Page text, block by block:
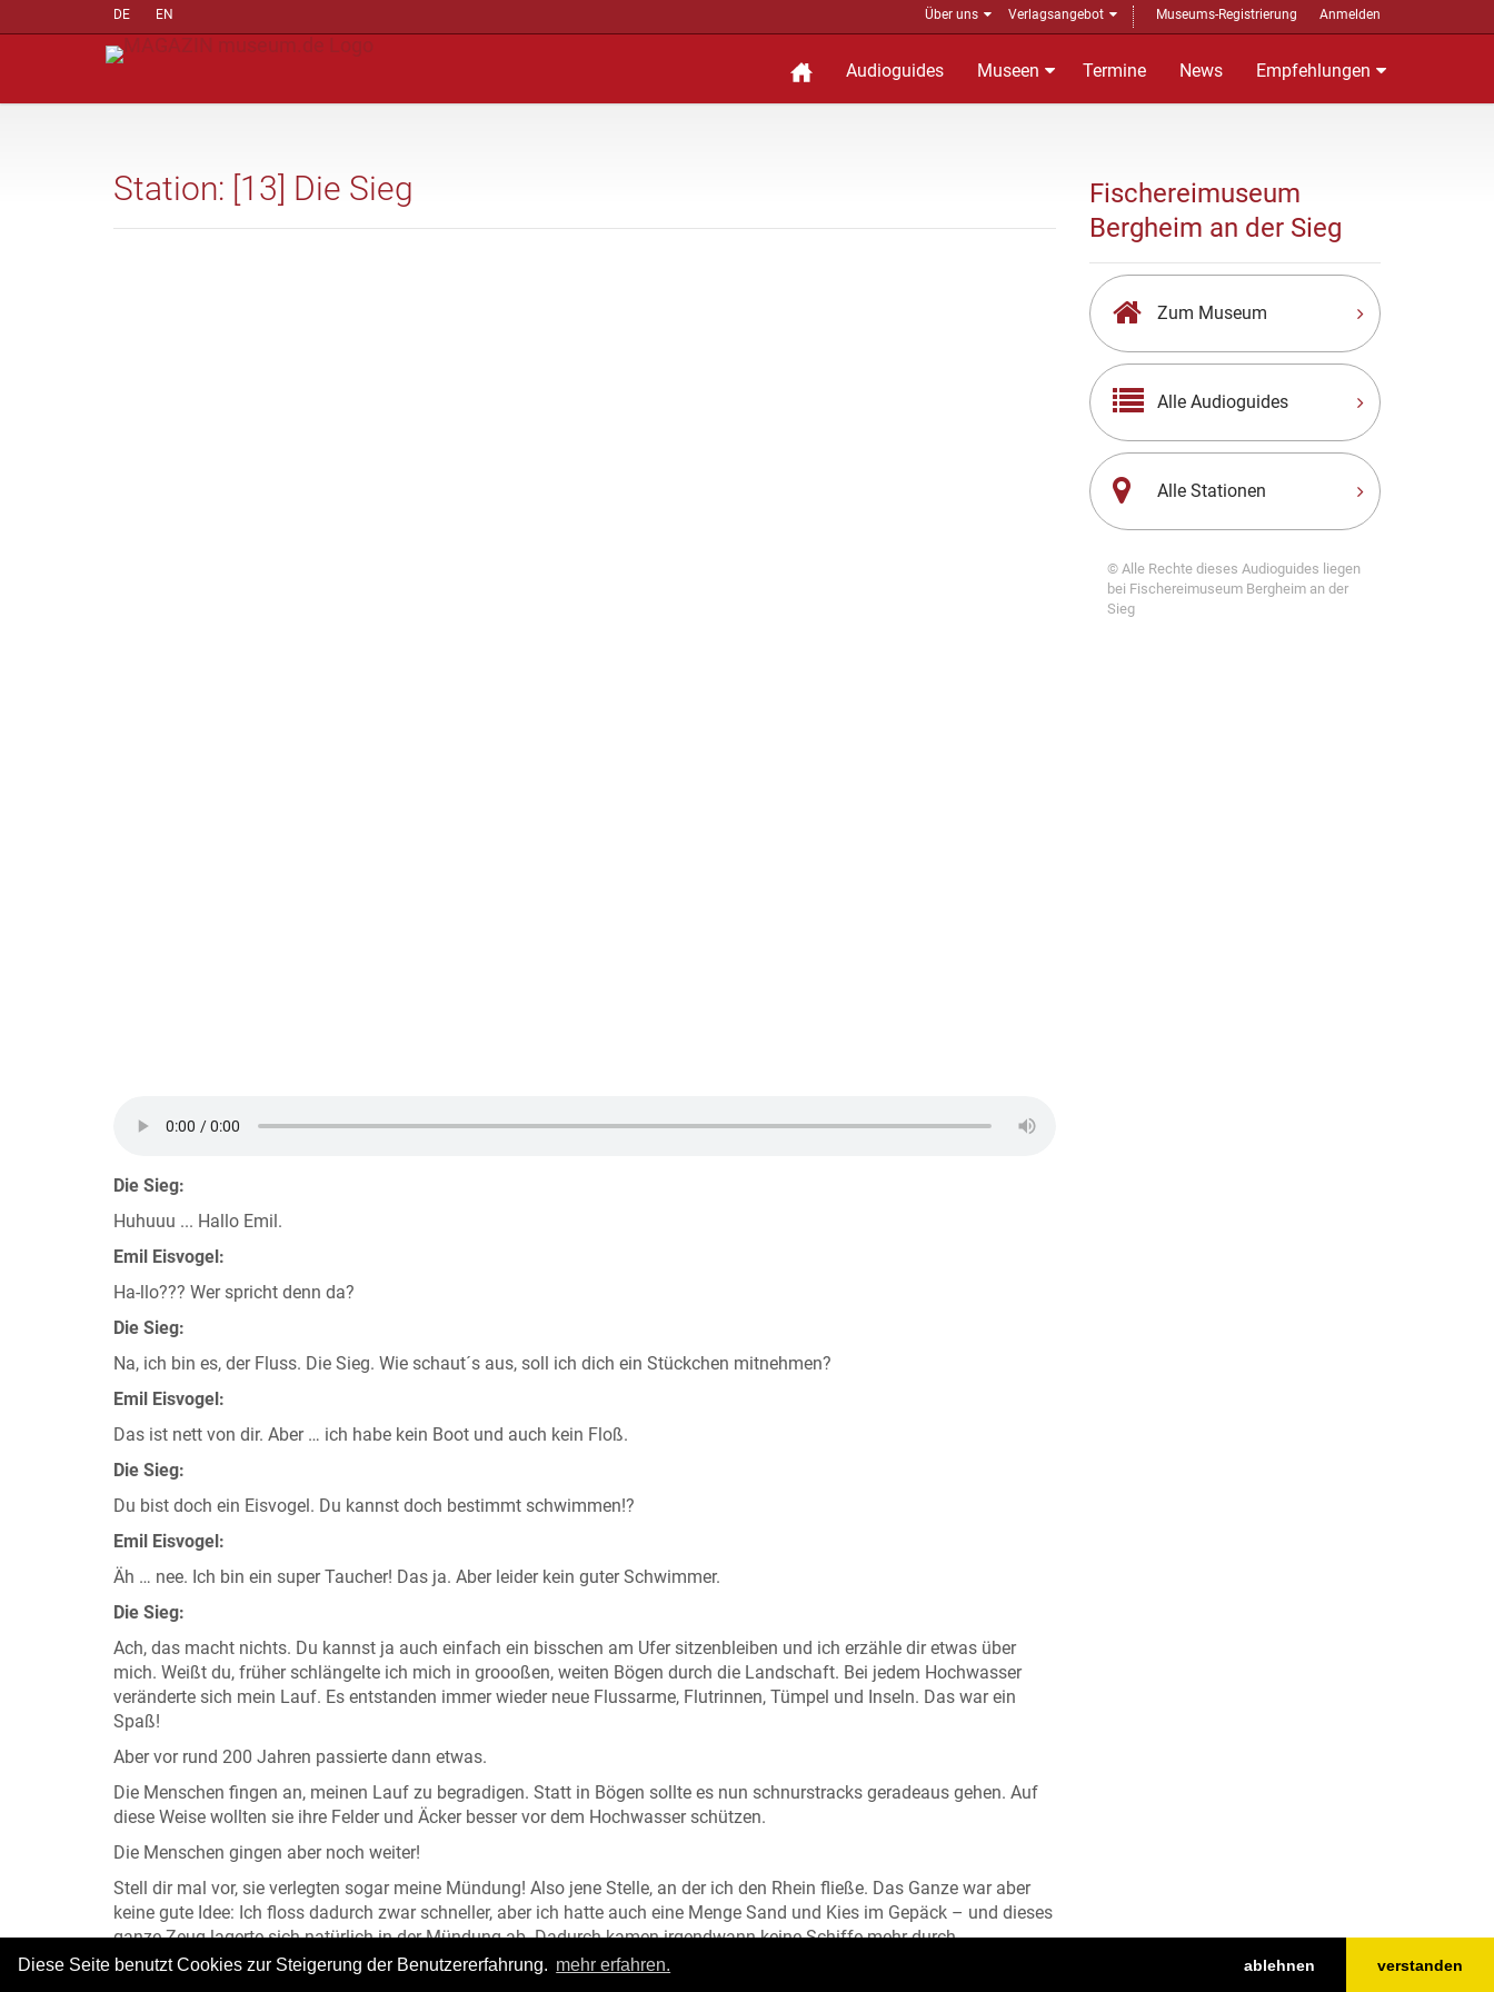
Diese Seite benutzt Cookies zur Steigerung der Benutzererfahrung. mehr erfahren. ablehnen verstanden
DE EN Über uns Verlagsangebot Museums-Registrierung Anmelden
Audioguides Museen Termine News Empfehlungen
Station: [13] Die Sieg
Die Sieg:
Huhuuu ... Hallo Emil.
Emil Eisvogel:
Ha-llo??? Wer spricht denn da?
Die Sieg:
Na, ich bin es, der Fluss. Die Sieg. Wie schaut´s aus, soll ich dich ein Stückchen mitnehmen?
Emil Eisvogel:
Das ist nett von dir. Aber … ich habe kein Boot und auch kein Floß.
Die Sieg:
Du bist doch ein Eisvogel. Du kannst doch bestimmt schwimmen!?
Emil Eisvogel:
Äh … nee. Ich bin ein super Taucher! Das ja. Aber leider kein guter Schwimmer.
Die Sieg:
Ach, das macht nichts. Du kannst ja auch einfach ein bisschen am Ufer sitzenbleiben und ich erzähle dir etwas über
mich. Weißt du, früher schlängelte ich mich in groooßen, weiten Bögen durch die Landschaft. Bei jedem Hochwasser
veränderte sich mein Lauf. Es entstanden immer wieder neue Flussarme, Flutrinnen, Tümpel und Inseln. Das war ein
Spaß!
Aber vor rund 200 Jahren passierte dann etwas.
Die Menschen fingen an, meinen Lauf zu begradigen. Statt in Bögen sollte es nun schnurstracks geradeaus gehen. Auf
diese Weise wollten sie ihre Felder und Äcker besser vor dem Hochwasser schützen.
Die Menschen gingen aber noch weiter!
Stell dir mal vor, sie verlegten sogar meine Mündung! Also jene Stelle, an der ich den Rhein fließe. Das Ganze war aber
keine gute Idee: Ich floss dadurch zwar schneller, aber ich hatte auch eine Menge Sand und Kies im Gepäck – und dieses
ganze Zeug lagerte sich natürlich in der Mündung ab. Dadurch kamen irgendwann keine Schiffe mehr durch.
Was haben die Menschen also gemacht? Sie haben meine Mündung wieder zurückverlegt.
Fischereimuseum
Bergheim an der Sieg
Zum Museum
Alle Audioguides
Alle Stationen
© Alle Rechte dieses Audioguides liegen
bei Fischereimuseum Bergheim an der
Sieg